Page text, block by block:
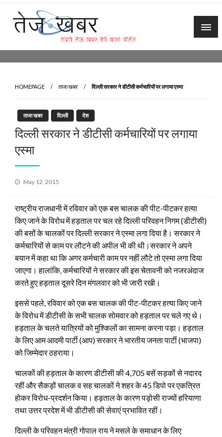
Skip
content
HOMEPAGE ताजा खबर दिल्ली सरकार ने डीटीसी कर्मचारियों पर लगाया एस्मा
ताजा खबर दिल्ली देश
दिल्ली सरकार ने डीटीसी कर्मचारियों पर लगाया
एस्मा
Posted
May 12, 2015
राष्ट्रीय राजधानी में रविवार को एक बस चालक की पीट-पीटकर हत्या
किए जाने के विरोध में हड़ताल पर चल रहे दिल्ली परिवहन निगम (डीटीसी)
की बसों के चालकों पर दिल्ली सरकार ने एस्मा लगा दिया है। सरकार ने
कर्मचारियों से काम पर लौटने की अपील भी की थी।सरकार ने अपने
बयान में कहा था कि अगर कर्मचारी काम पर नहीं लौटे तो एस्मा लगा दिया
जाएगा। हालांकि, कर्मचारियों ने सरकार की इस चेतावनी को नजरअंदाज
करते हुए हड़ताल दूसरे दिन मंगलवार को भी जारी रखी।
इससे पहले, रविवार को एक बस चालक की पीट-पीटकर हत्या किए जाने
के विरोध में डीटीसी के सभी चालक सोमवार को हड़ताल पर चले गए थे।
हड़ताल के चलते यात्रियों को मुश्किलों का सामना करना पड़ा। हड़ताल
के लिए आम आदमी पार्टी (आप) सरकार ने भारतीय जनता पार्टी (भाजपा)
को जिम्मेदार ठहराया।
चालकों की हड़ताल के कारण डीटीसी की 4,705 बसें सड़कों से नदारद
रहीं और सैकड़ों चालक व सह चालकों ने शहर के 45 डिपो पर एकत्रित
होकर विरोध-प्रदर्शन किया। हड़ताल के कारण पड़ोसी राज्यों हरियाणा
तथा उत्तर प्रदेश में भी डीटीसी की सेवाएं प्रभावित रहीं।
दिल्ली के परिवहन मंत्री गोपाल राय ने मसले के समाधान के लिए